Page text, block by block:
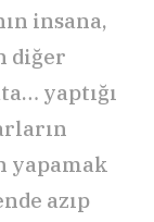
insana,
diğer
yaptığı
yapamak
azıp